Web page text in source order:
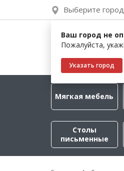
Выберите город
Ваш город не
Пожалуйста,
Указать город
Мягкая мебель
Столы
письменные